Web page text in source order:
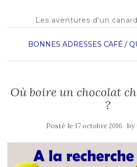
Les aventures d'un
BONNES ADRESSES CAFÉ /
Où boire un chocolat
?
Posté le 17 octobre 2016 by